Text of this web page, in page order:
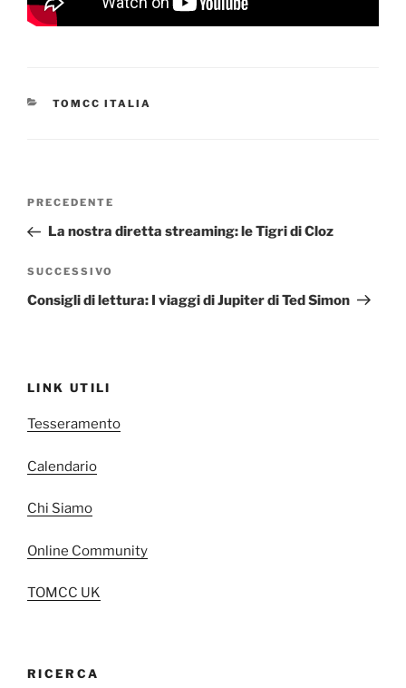
CATEGORIE
TOMCC ITALIA
Navigazione
Articolo
precedente:
PRECEDENTE
La nostra diretta streaming: le Tigri di Cloz
Articolo
successivo
SUCCESSIVO
Consigli di lettura: I viaggi di Jupiter di Ted Simon
LINK UTILI
Tesseramento
Calendario
Chi Siamo
Online Community
TOMCC UK
RICERCA